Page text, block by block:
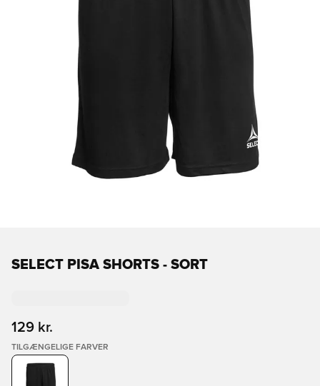
SELECT PISA SHORTS - SORT
129 kr.
TILGÆNGELIGE FARVER